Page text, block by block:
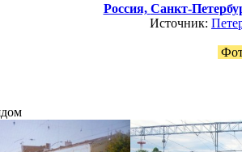
Россия, Санкт-
Источник: